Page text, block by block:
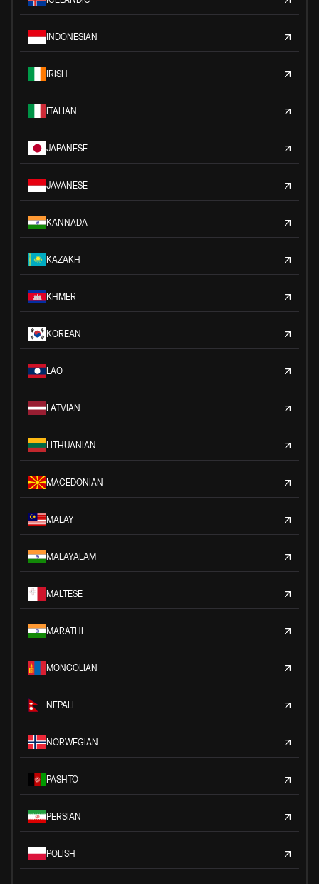
INDONESIAN
IRISH
ITALIAN
JAPANESE
JAVANESE
KANNADA
KAZAKH
KHMER
KOREAN
LAO
LATVIAN
LITHUANIAN
MACEDONIAN
MALAY
MALAYALAM
MALTESE
MARATHI
MONGOLIAN
NEPALI
NORWEGIAN
PASHTO
PERSIAN
POLISH